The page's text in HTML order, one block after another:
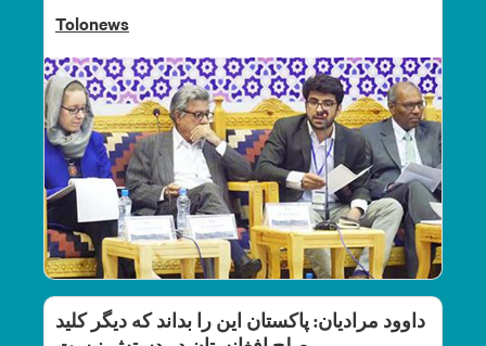
Tolonews
داوود مرادیان: پاکستان این را بداند که دیگر کلید